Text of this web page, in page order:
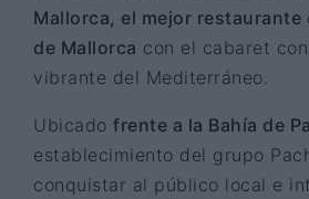
Mallorca, el mejor
de Mallorca con el cabaret
vibrante del Mediterráneo.
Ubicado frente a la Bahía de
establecimiento del grupo
conquistar al público local e